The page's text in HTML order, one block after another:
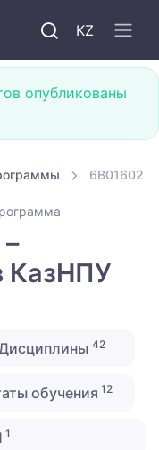
KZ
опубликованы
6B01602
КазНПУ
42
обучения 12
1